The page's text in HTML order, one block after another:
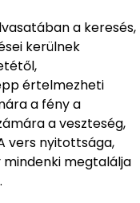
a keresés,
kerülnek
értelmezheti
a fény a
a veszteség,
vers nyitottsága,
megtalálja